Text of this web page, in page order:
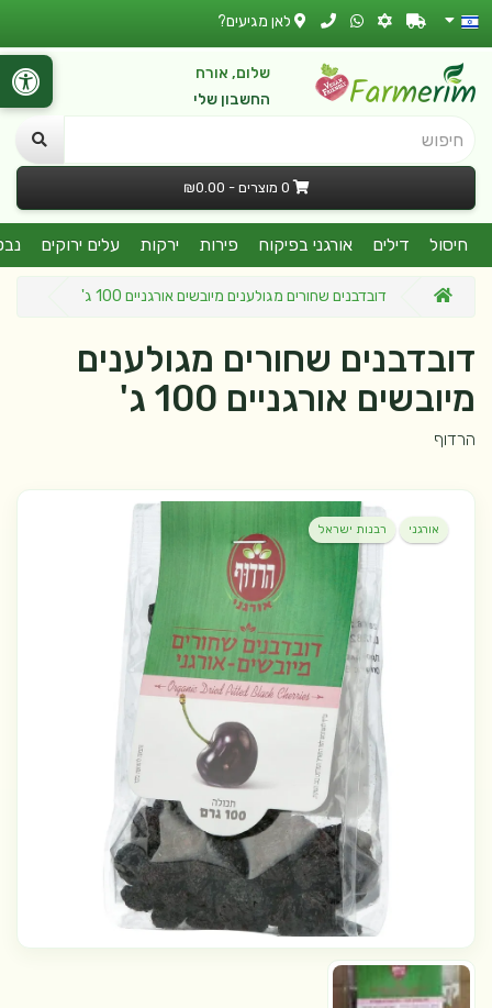
לאן מגיעים?
שלום, אורח
החשבון שלי
חיפוש
0 מוצרים - ₪0.00
חיסול דילים אורגני בפיקוח פירות ירקות עלים ירוקים
דובדבנים שחורים מגולענים מיובשים אורגניים 100 ג'
דובדבנים שחורים מגולענים
מיובשים אורגניים 100 ג'
הרדוף
אורגני רבנות ישראל